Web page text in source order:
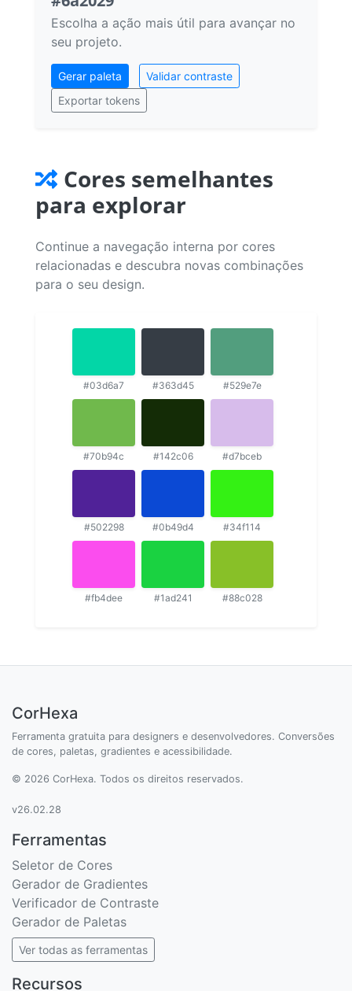
Escolha a ação mais útil para avançar no
seu projeto.
Gerar paleta
Validar contraste
Exportar tokens
Cores semelhantes
para explorar
Continue a navegação interna por cores
relacionadas e descubra novas combinações
para o seu design.
#03d6a7 #363d45 #529e7e
#70b94c #142c06 #d7bceb
#502298 #0b49d4 #34f114
#fb4dee #1ad241 #88c028
CorHexa
Ferramenta gratuita para designers e desenvolvedores. Conversões
de cores, paletas, gradientes e acessibilidade.
© 2026 CorHexa. Todos os direitos reservados.
v26.02.28
Ferramentas
Seletor de Cores
Gerador de Gradientes
Verificador de Contraste
Gerador de Paletas
Ver todas as ferramentas
Recursos